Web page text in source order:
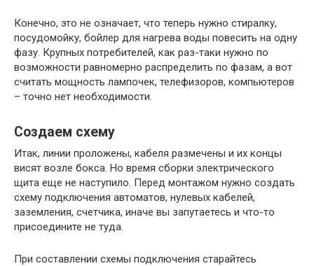
Конечно, это не означает, что теперь нужно стиралку,
посудомойку, бойлер для нагрева воды повесить на одну
фазу. Крупных потребителей, как раз-таки нужно по
возможности равномерно распределить по фазам, а вот
считать мощность лампочек, телефизоров, компьютеров
– точно нет необходимости.
Создаем схему
Итак, линии проложены, кабеля размечены и их концы
висят возле бокса. Но время сборки электрического
щита еще не наступило. Перед монтажом нужно создать
схему подключения автоматов, нулевых кабелей,
заземления, счетчика, иначе вы запутаетесь и что-то
присоедините не туда.
При составлении схемы подключения старайтесь